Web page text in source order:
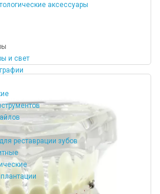
аксессуары
и свет
реставрации зубов